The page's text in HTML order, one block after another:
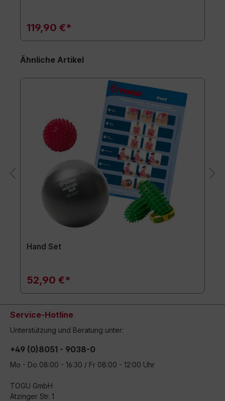
119,90 €*
Ähnliche Artikel
Hand Set
52,90 €*
Service-Hotline
Unterstützung und Beratung unter:
+49 (0)8051 - 9038-0
Mo - Do 08:00 - 16:30 / Fr 08:00 - 12:00 Uhr
TOGU GmbH
Atzinger Str. 1